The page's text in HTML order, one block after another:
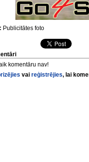
Publicitātes foto
komentāru nav!
vaireģistrējies, lai